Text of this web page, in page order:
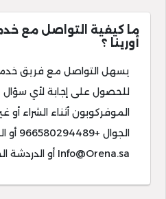
ما كيفية التواصل مع
أورينا ؟
يسهل التواصل مع فريق
للحصول على إجابة لأي سؤال
الموفركوبون أثناء الشراء
الجوال +966580294489 أو البريد الإلكتروني
Info@Orena.sa أو الدردشة